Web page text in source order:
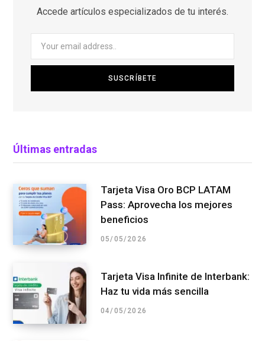
Accede artículos especializados de tu interés.
Últimas entradas
Tarjeta Visa Oro BCP LATAM
Pass: Aprovecha los mejores
beneficios
05/05/2026
Tarjeta Visa Infinite de Interbank:
Haz tu vida más sencilla
04/05/2026